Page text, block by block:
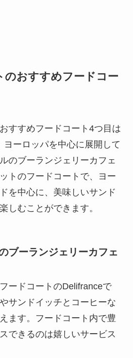
のおすすめフードコー
すすめフードコート4つ目は
ヨーロッパを中心に展開して
のブーランジェリーカフェ
トのフードコートで、ヨー
を中心に、美味しいサンド
しむことができます。
ブーランジェリーカフェ
ードコートのDelifranceで
サンドイッチとコーヒーな
ます。フードコート内で豊
できるのは嬉しいサービス